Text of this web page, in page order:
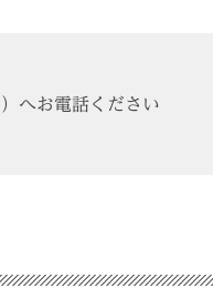
へお電話ください